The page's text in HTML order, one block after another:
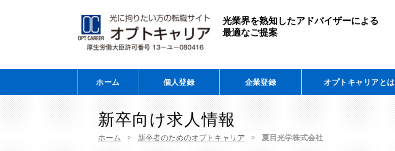
光業界を熟知したアドバイザーによる
最適なご提案
ホーム 個人登録 企業登録 オプトキャリアとは
新卒向け求人情報
ホーム > 新卒者のためのオプトキャリア > 夏目光学株式会社